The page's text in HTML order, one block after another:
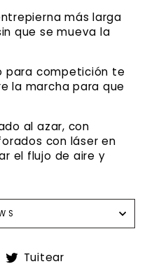
más larga
que se mueva la
para competición te
la marcha para que
al azar, con
con láser en
el flujo de aire y
Compartir
Tuitear